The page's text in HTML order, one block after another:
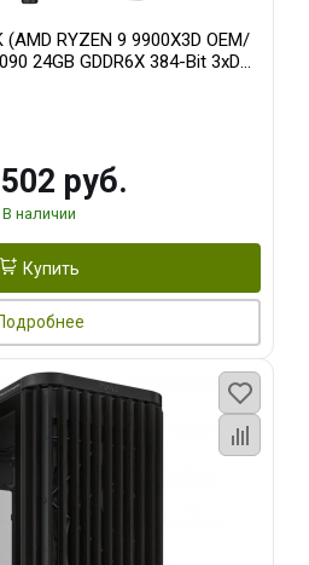
RYZEN 9 9900X3D OEM/
24GB GDDR6X 384-Bit 3xDP
SSD)
руб.
В наличии
Купить